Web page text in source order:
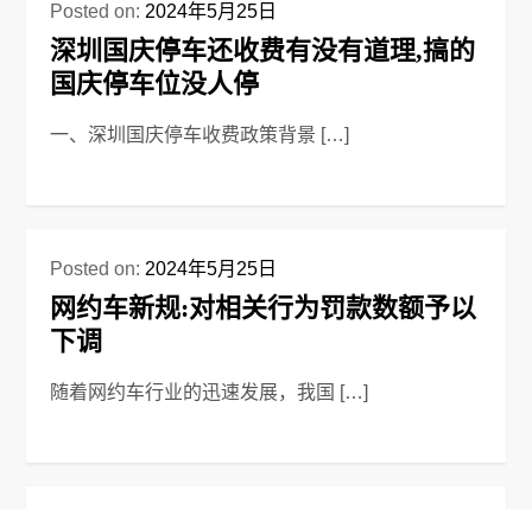
Posted on: 2024年5月25日
深圳国庆停车还收费有没有道理,搞的
国庆停车位没人停
一、深圳国庆停车收费政策背景 […]
Posted on: 2024年5月25日
网约车新规:对相关行为罚款数额予以
下调
随着网约车行业的迅速发展，我国 […]